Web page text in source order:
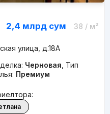
2,4 млрд сум 38 / м²
улица, д.18A
Черновая Тип
Премиум